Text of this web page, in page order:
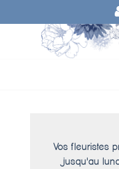
Vos fleuristes
jusqu'au